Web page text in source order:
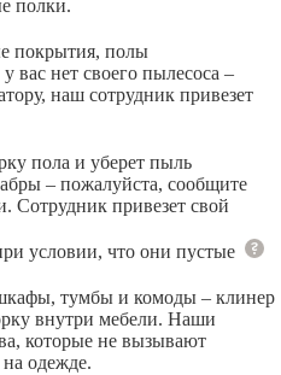
полки.
покрытия, полы
вас нет своего пылесоса –
наш сотрудник привезет
пола и уберет пыль
– пожалуйста, сообщите
Сотрудник привезет свой
условии, что они пустые
тумбы и комоды – клинер
внутри мебели. Наши
которые не вызывают
одежде.